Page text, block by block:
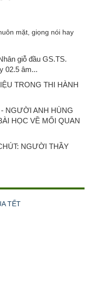
mặt, giọng nói hay
giỗ đầu GS.TS.
02.5 âm...
TRONG THI HÀNH
NGƯỜI ANH HÙNG
HỌC VỀ MỐI QUAN
NGƯỜI THẦY